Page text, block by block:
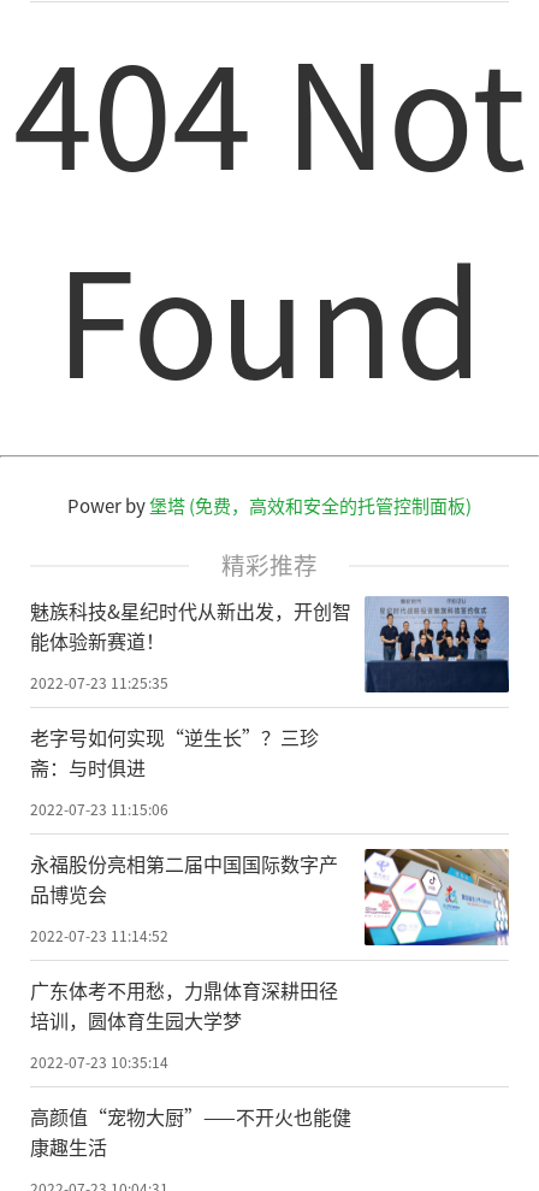
404 Not
Found
Power by堡塔 (免费，高效和安全的托管控制面板)
精彩推荐
魅族科技&星纪时代从新出发，开创智
能体验新赛道！
2022-07-23 11:25:35
老字号如何实现“逆生长”？三珍
斋：与时俱进
2022-07-23 11:15:06
永福股份亮相第二届中国国际数字产
品博览会
2022-07-23 11:14:52
广东体考不用愁，力鼎体育深耕田径
培训，圆体育生园大学梦
2022-07-23 10:35:14
高颜值“宠物大厨”——不开火也能健
康趣生活